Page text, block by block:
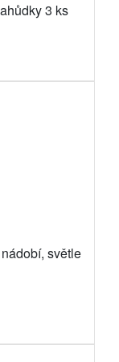
3 ks
světle